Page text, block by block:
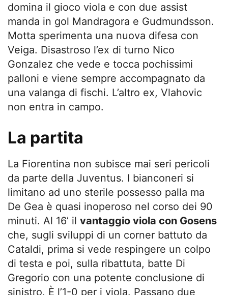
domina il gioco viola e con due assist
manda in gol Mandragora e Gudmundsson.
Motta sperimenta una nuova difesa con
Veiga. Disastroso l’ex di turno Nico
Gonzalez che vede e tocca pochissimi
palloni e viene sempre accompagnato da
una valanga di fischi. L’altro ex, Vlahovic
non entra in campo.
La partita
La Fiorentina non subisce mai seri pericoli
da parte della Juventus. I bianconeri si
limitano ad uno sterile possesso palla ma
De Gea è quasi inoperoso nel corso dei 90
minuti. Al 16’ il vantaggio viola con Gosens
che, sugli sviluppi di un corner battuto da
Cataldi, prima si vede respingere un colpo
di testa e poi, sulla ribattuta, batte Di
Gregorio con una potente conclusione di
sinistro. È l’1-0 per i viola. Passano due